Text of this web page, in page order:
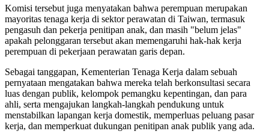
Komisi tersebut juga menyatakan bahwa perempuan merupakan
mayoritas tenaga kerja di sektor perawatan di Taiwan, termasuk
pengasuh dan pekerja penitipan anak, dan masih "belum jelas"
apakah pelonggaran tersebut akan memengaruhi hak-hak kerja
perempuan di pekerjaan perawatan garis depan.
Sebagai tanggapan, Kementerian Tenaga Kerja dalam sebuah
pernyataan mengatakan bahwa mereka telah berkonsultasi secara
luas dengan publik, kelompok pemangku kepentingan, dan para
ahli, serta mengajukan langkah-langkah pendukung untuk
menstabilkan lapangan kerja domestik, memperluas peluang pasar
kerja, dan memperkuat dukungan penitipan anak publik yang ada.